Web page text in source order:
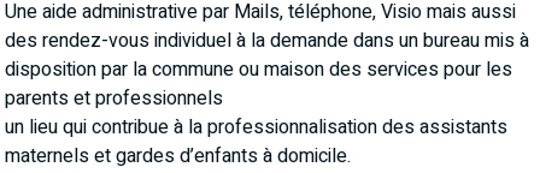
Une aide administrative par Mails, téléphone, Visio mais aussi
des rendez-vous individuel à la demande dans un bureau mis à
disposition par la commune ou maison des services pour les
parents et professionnels
un lieu qui contribue à la professionnalisation des assistants
maternels et gardes d’enfants à domicile.